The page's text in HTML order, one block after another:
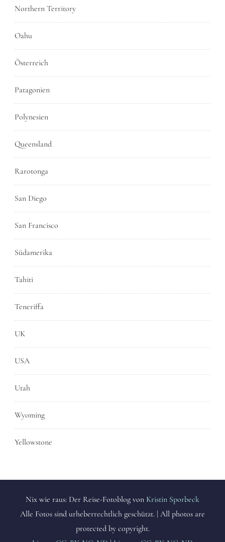
Northern Territory
Oahu
Österreich
Patagonien
Polynesien
Queensland
Rarotonga
San Diego
San Francisco
Südamerika
Tahiti
Teneriffa
UK
USA
Utah
Wyoming
Yellowstone
Nix wie raus: Der Reise-Fotoblog von Kristin Sporbeck
Alle Fotos sind urheberrechtlich geschützt. | All photos are
protected by copyright.